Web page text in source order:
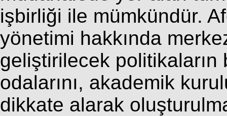
işbirliği ile mümkündür.
yönetimi hakkında
geliştirilecek politikaların
odalarını, akademik
dikkate alarak